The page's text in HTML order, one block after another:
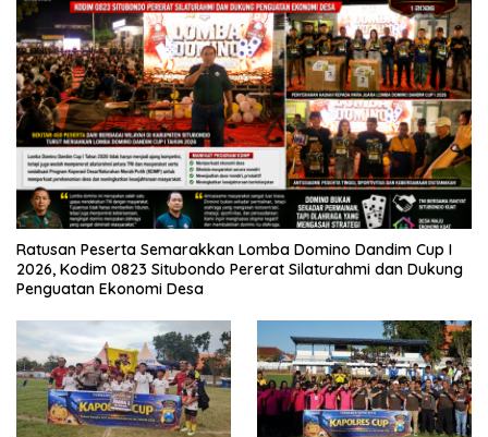
Ratusan Peserta Semarakkan Lomba Domino Dandim Cup I
2026, Kodim 0823 Situbondo Pererat Silaturahmi dan Dukung
Penguatan Ekonomi Desa